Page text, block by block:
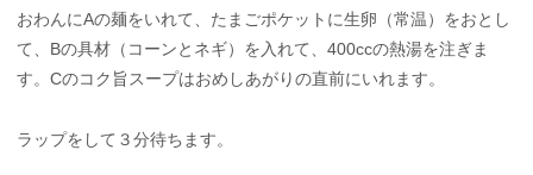
おわんにAの麺をいれて、たまごポケットに生卵（常温）をおとし
て、Bの具材（コーンとネギ）を入れて、400ccの熱湯を注ぎま
す。Cのコク旨スープはおめしあがりの直前にいれます。
ラップをして３分待ちます。